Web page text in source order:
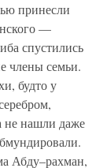
принесли
—
спустились
члены семьи.
будто у
не нашли даже
Абду–рахман,